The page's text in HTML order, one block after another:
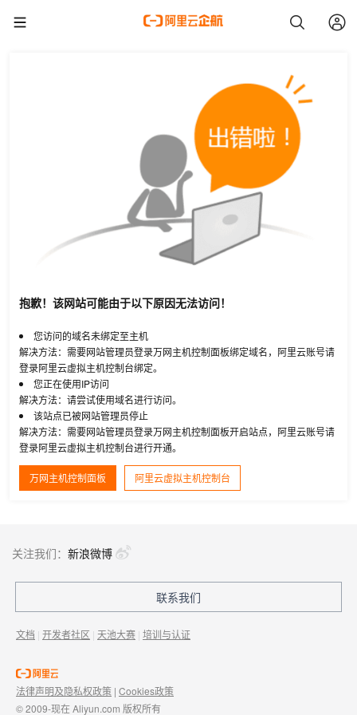
抱歉！该网站可能由于以下原因无法访问！
您访问的域名未绑定至主机
解决方法：需要网站管理员登录万网主机控制面板绑定域名，阿里云账号请
登录阿里云虚拟主机控制台绑定。
您正在使用IP访问
解决方法：请尝试使用域名进行访问。
该站点已被网站管理员停止
解决方法：需要网站管理员登录万网主机控制面板开启站点，阿里云账号请
登录阿里云虚拟主机控制台进行开通。
万网主机控制面板 阿里云虚拟主机控制台